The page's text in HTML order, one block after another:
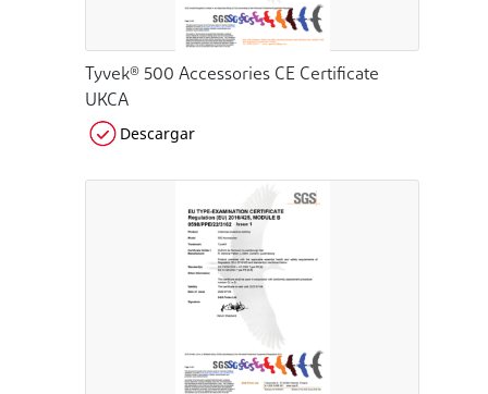
Tyvek® 500 Accessories CE Certificate
UKCA
Descargar